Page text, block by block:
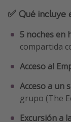
✅ Qué incluye
5 noches en
compartida
Acceso al
Acceso a un
grupo (The
Excursión a